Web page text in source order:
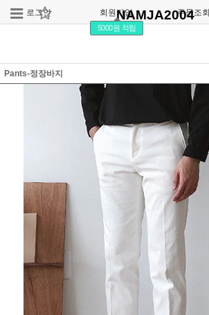
로그인 회원가입
5000원 적립
주문조회
NAMJA2004
Pants-정장바지